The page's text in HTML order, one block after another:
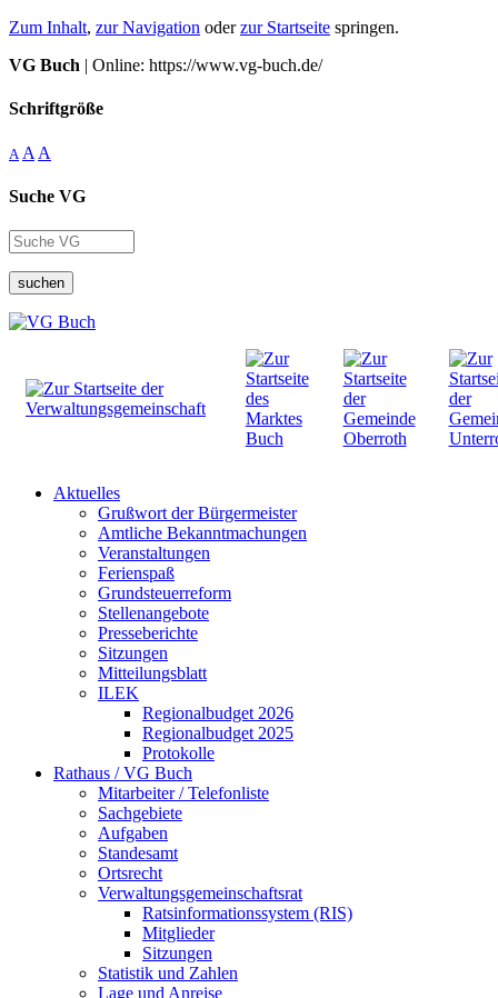
Zum Inhalt, zur Navigation oderzur Startseite springen.
VG Buch | Online: https://www.vg-buch.de/
Schriftgröße
A A A
Suche VG
suchen
Aktuelles
Grußwort der Bürgermeister
Amtliche Bekanntmachungen
Veranstaltungen
Ferienspaß
Grundsteuerreform
Stellenangebote
Presseberichte
Sitzungen
Mitteilungsblatt
ILEK
Regionalbudget 2026
Regionalbudget 2025
Protokolle
Rathaus / VG Buch
Mitarbeiter / Telefonliste
Sachgebiete
Aufgaben
Standesamt
Ortsrecht
Verwaltungsgemeinschaftsrat
Ratsinformationssystem (RIS)
Mitglieder
Sitzungen
Statistik und Zahlen
Lage und Anreise